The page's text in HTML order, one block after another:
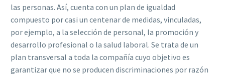
las personas. Así, cuenta con un plan de igualdad
compuesto por casi un centenar de medidas, vinculadas,
por ejemplo, a la selección de personal, la promoción y
desarrollo profesional o la salud laboral. Se trata de un
plan transversal a toda la compañía cuyo objetivo es
garantizar que no se producen discriminaciones por razón